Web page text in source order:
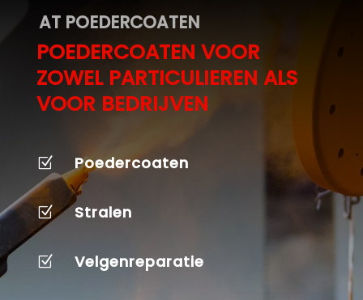
AT POEDERCOATEN
POEDERCOATEN VOOR
ZOWEL PARTICULIEREN ALS
VOOR BEDRIJVEN
Z Poedercoaten
Z Stralen
Z Velgenreparatie